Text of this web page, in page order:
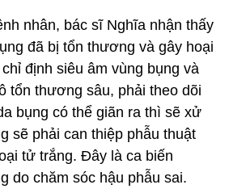
nhân, bác sĩ Nghĩa nhận thấy
đã bị tổn thương và gây hoại
định siêu âm vùng bụng và
tổn thương sâu, phải theo dõi
bụng có thể giãn ra thì sẽ xử
sẽ phải can thiệp phẫu thuật
tử trắng. Đây là ca biến
do chăm sóc hậu phẫu sai.